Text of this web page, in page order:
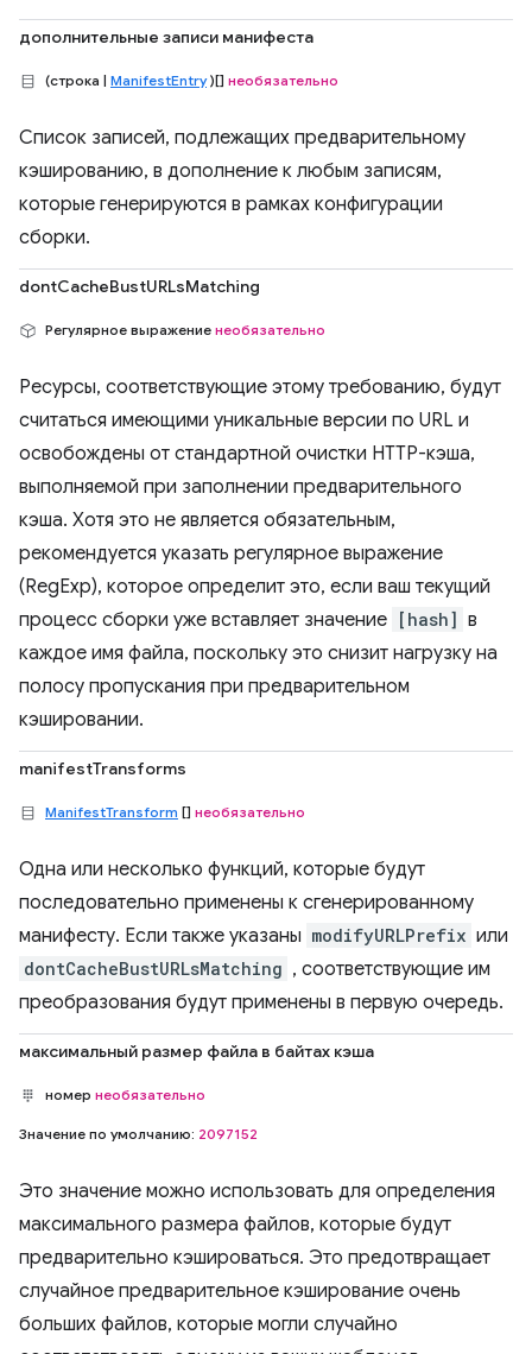
дополнительные записи манифеста
(строка | ManifestEntry)[] необязательно
Список записей, подлежащих предварительному
кэшированию, в дополнение к любым записям,
которые генерируются в рамках конфигурации
сборки.
dontCacheBustURLsMatching
Регулярное выражение необязательно
Ресурсы, соответствующие этому требованию, будут
считаться имеющими уникальные версии по URL и
освобождены от стандартной очистки HTTP-кэша,
выполняемой при заполнении предварительного
кэша. Хотя это не является обязательным,
рекомендуется указать регулярное выражение
(RegExp), которое определит это, если ваш текущий
процесс сборки уже вставляет значение [hash] в
каждое имя файла, поскольку это снизит нагрузку на
полосу пропускания при предварительном
кэшировании.
manifestTransforms
ManifestTransform [] необязательно
Одна или несколько функций, которые будут
последовательно применены к сгенерированному
манифесту. Если также указаны modifyURLPrefix или
dontCacheBustURLsMatching , соответствующие им
преобразования будут применены в первую очередь.
максимальный размер файла в байтах кэша
номер необязательно
Значение по умолчанию: 2097152
Это значение можно использовать для определения
максимального размера файлов, которые будут
предварительно кэшироваться. Это предотвращает
случайное предварительное кэширование очень
больших файлов, которые могли случайно